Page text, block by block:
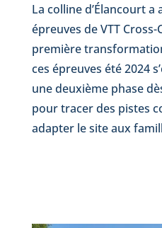
La colline d’Élancourt a
épreuves de VTT
première
ces épreuves été 2024
une deuxième phase
pour tracer des pistes
adapter le site aux